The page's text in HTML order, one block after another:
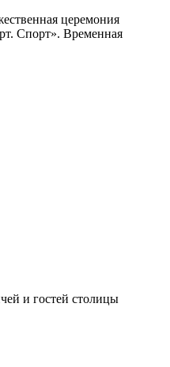
церемония
Спорт». Временная
и гостей столицы